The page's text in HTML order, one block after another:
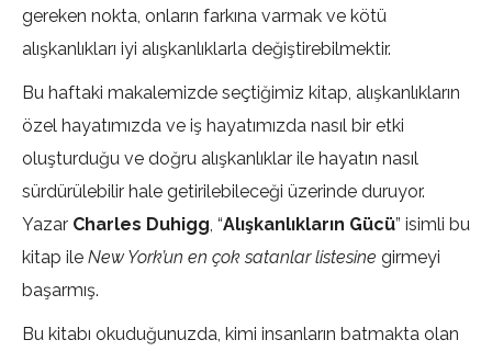
gereken nokta, onların farkına varmak ve kötü
alışkanlıkları iyi alışkanlıklarla değiştirebilmektir.
Bu haftaki makalemizde seçtiğimiz kitap, alışkanlıkların
özel hayatımızda ve iş hayatımızda nasıl bir etki
oluşturduğu ve doğru alışkanlıklar ile hayatın nasıl
sürdürülebilir hale getirilebileceği üzerinde duruyor.
Yazar Charles Duhigg, “Alışkanlıkların Gücü” isimli bu
kitap ile New York’un en çok satanlar listesine girmeyi
başarmış.
Bu kitabı okuduğunuzda, kimi insanların batmakta olan